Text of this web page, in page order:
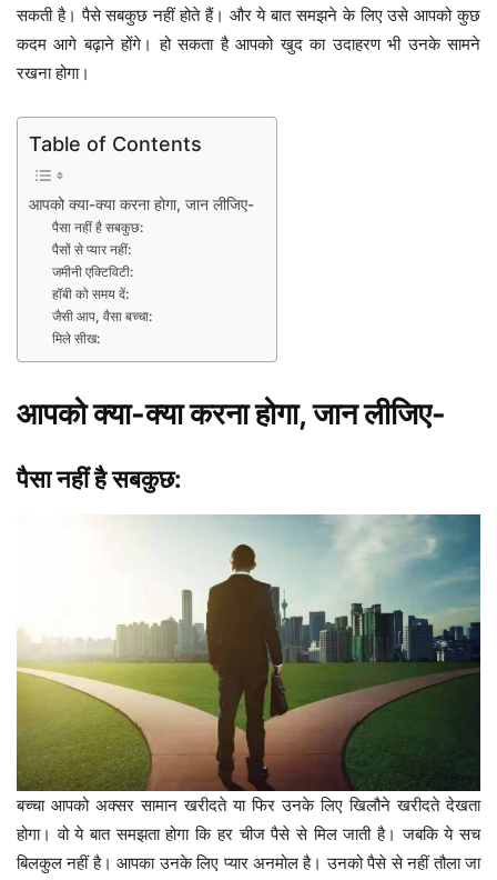
सकती है। पैसे सबकुछ नहीं होते हैं। और ये बात समझने के लिए उसे आपको कुछ
कदम आगे बढ़ाने होंगे। हो सकता है आपको खुद का उदाहरण भी उनके सामने
रखना होगा।
Table of Contents
आपको क्या-क्या करना होगा, जान लीजिए-
पैसा नहीं है सबकुछ:
पैसों से प्यार नहीं:
जमीनी एक्टिविटी:
हॉबी को समय दें:
जैसी आप, वैसा बच्चा:
मिले सीख:
आपको क्या-क्या करना होगा, जान लीजिए-
पैसा नहीं है सबकुछ:
बच्चा आपको अक्सर सामान खरीदते या फिर उनके लिए खिलौने खरीदते देखता
होगा। वो ये बात समझता होगा कि हर चीज पैसे से मिल जाती है। जबकि ये सच
बिलकुल नहीं है। आपका उनके लिए प्यार अनमोल है। उनको पैसे से नहीं तौला जा